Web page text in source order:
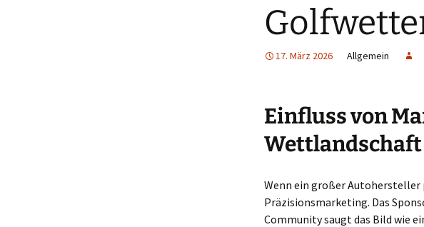
17. März 2026 Allgemein
Einfluss von
Wettlandschaft
Wenn ein großer Autohersteller
Präzisionsmarketing. Das
Community saugt das Bild wie